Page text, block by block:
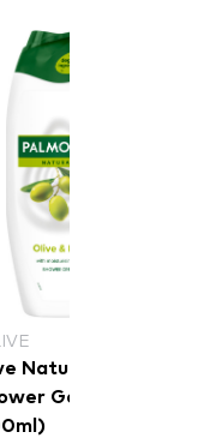
Naturals sprchový
Gel - Olive &